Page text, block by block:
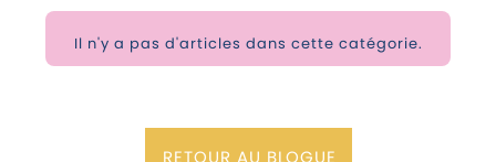
Il n'y a pas d'articles dans cette catégorie.
RETOUR AU BLOGUE